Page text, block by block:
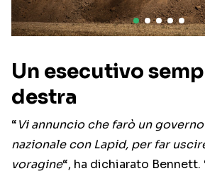
Un esecutivo
destra
“Vi annuncio che farò un
nazionale con Lapid, per far
voragine“, ha dichiarato Bennett.